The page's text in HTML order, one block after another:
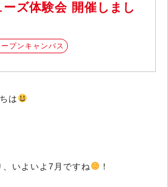
ーズ体験会 開催しまし
ープンキャンパス
は
いよいよ7月ですね ！